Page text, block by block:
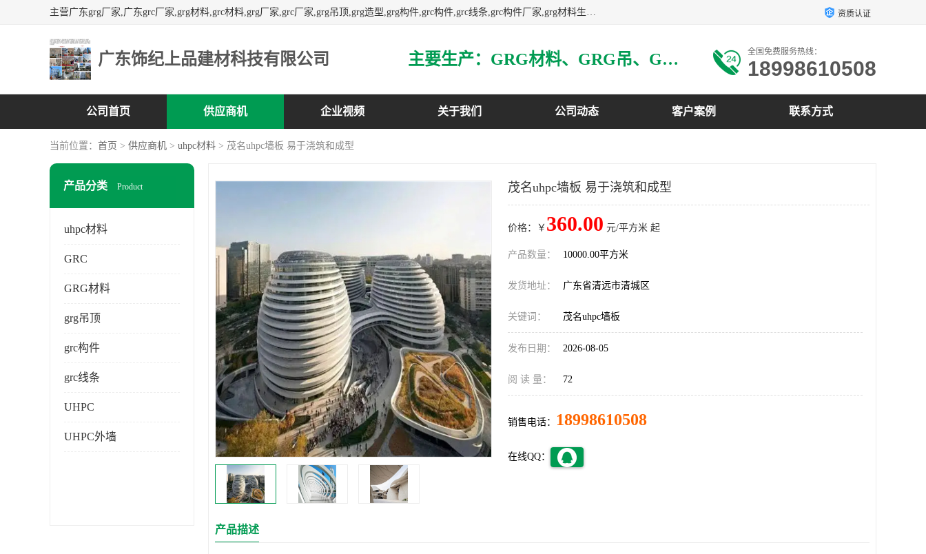
主营广东grg厂家,广东grc厂家,grg材料,grc材料,grg厂家,grc厂家,grg吊顶,grg造型,grg构件,grc构件,grc线条,grc构件厂家,grg材料生产厂家,grg材料定制,uhpc,uhpc厂家,uhpc外墙挂板,uhpc镂空幕墙板,3万平方厂房,如果您对我公司的产品服务感兴趣,请联系我们. 资质认证
广东饰纪上品建材科技有限公司 主要生产：GRG材料、GRG吊、GRG构件、GRG线条、GRG艺术造型、GRG吊材料等 全国免费服务热线：
18998610508
公司首页 供应商机 企业视频 关于我们 公司动态 客户案例 联系方式
当前位置： 首页 > 供应商机 > uhpc材料 > 茂名uhpc墙板 易于浇筑和成型
产品分类 Product
uhpc材料
GRC
GRG材料
grg吊顶
grc构件
grc线条
UHPC
UHPC外墙
茂名uhpc墙板 易于浇筑和成型
价格：￥ 360.00 元/平方米 起
产品数量： 10000.00平方米
发货地址： 广东省清远市清城区
关键词： 茂名uhpc墙板
发布日期： 2026-08-05
阅 读 量： 72
销售电话： 18998610508
在线QQ：
产品描述